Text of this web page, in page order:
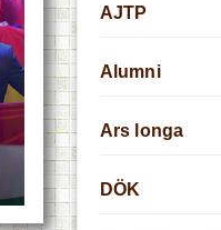
AJTP
Alumni
Ars longa
DÖK